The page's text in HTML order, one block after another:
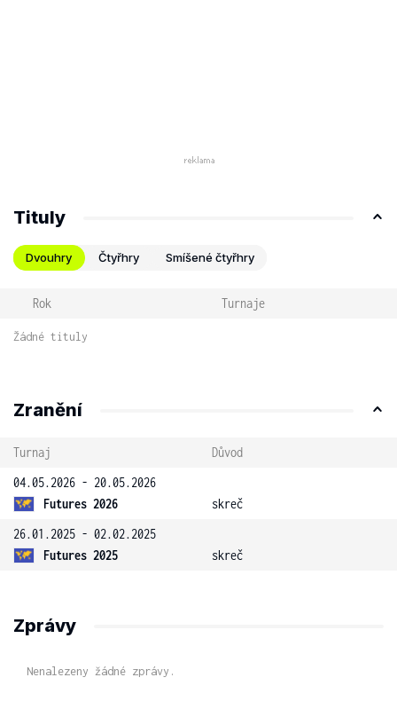
Tituly
Dvouhry Čtyřhry Smíšené čtyřhry
Rok Turnaje
Žádné tituly
Zranění
Turnaj
Důvod
04.05.2026 - 20.05.2026
Futures 2026
skreč
26.01.2025 - 02.02.2025
Futures 2025
skreč
Zprávy
Nenalezeny žádné zprávy.